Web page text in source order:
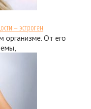
– эстроген
организме. От его